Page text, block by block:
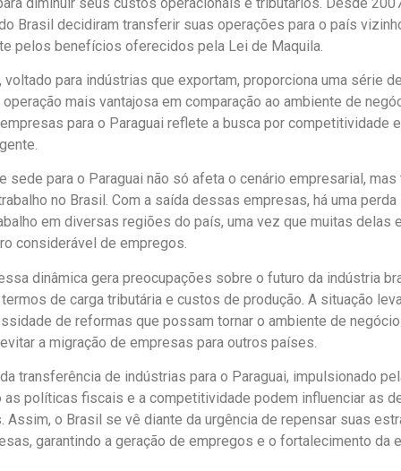
Brasil decidiram transferir suas operações para o país
pelos benefícios oferecidos pela Lei de Maquila.
voltado para indústrias que exportam, proporciona uma série
operação mais vantajosa em comparação ao ambiente de
para o Paraguai reflete a busca por competitividade
sede para o Paraguai não só afeta o cenário empresarial,
no Brasil. Com a saída dessas empresas, há uma
em diversas regiões do país, uma vez que muitas delas
considerável de empregos.
dinâmica gera preocupações sobre o futuro da indústria
de carga tributária e custos de produção. A situação
de reformas que possam tornar o ambiente de
a migração de empresas para outros países.
transferência de indústrias para o Paraguai, impulsionado
as políticas fiscais e a competitividade podem influenciar as
Assim, o Brasil se vê diante da urgência de repensar suas
garantindo a geração de empregos e o fortalecimento da